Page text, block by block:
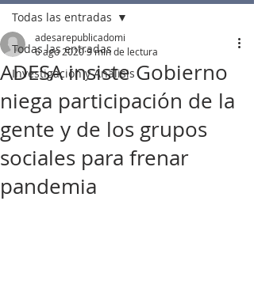
Todas las entradas
Investigación y Análisis
Todas las entradas
ADESA insiste Gobierno
niega participación de la
gente y de los grupos
sociales para frenar
pandemia
adesarepublicadomi
6 ago 20203 min de lectura